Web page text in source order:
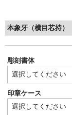
本象牙（横目芯持
彫刻書体
印章ケース